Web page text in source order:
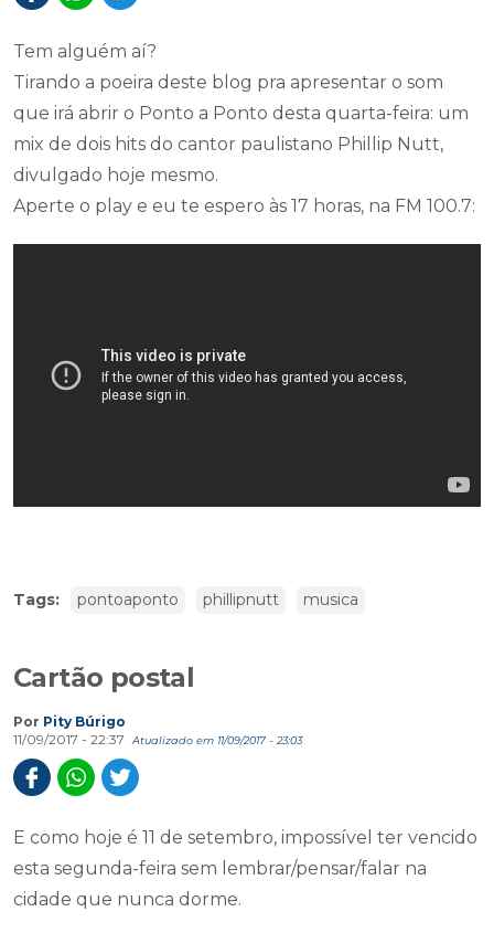
Tem alguém aí?
Tirando a poeira deste blog pra apresentar o som
que irá abrir o Ponto a Ponto desta quarta-feira: um
mix de dois hits do cantor paulistano Phillip Nutt,
divulgado hoje mesmo.
Aperte o play e eu te espero às 17 horas, na FM 100.7:
Tags: pontoaponto phillipnutt musica
Cartão postal
Por Pity Búrigo
11/09/2017 - 22:37
Atualizado em 11/09/2017 - 23:03
E como hoje é 11 de setembro, impossível ter vencido
esta segunda-feira sem lembrar/pensar/falar na
cidade que nunca dorme.